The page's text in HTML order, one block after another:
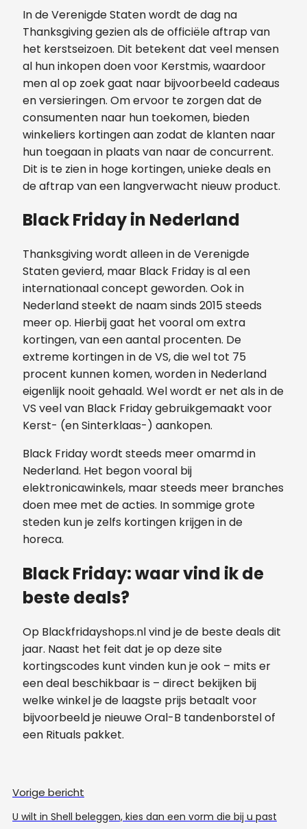
In de Verenigde Staten wordt de dag na
Thanksgiving gezien als de officiële aftrap van
het kerstseizoen. Dit betekent dat veel mensen
al hun inkopen doen voor Kerstmis, waardoor
men al op zoek gaat naar bijvoorbeeld cadeaus
en versieringen. Om ervoor te zorgen dat de
consumenten naar hun toekomen, bieden
winkeliers kortingen aan zodat de klanten naar
hun toegaan in plaats van naar de concurrent.
Dit is te zien in hoge kortingen, unieke deals en
de aftrap van een langverwacht nieuw product.
Black Friday in Nederland
Thanksgiving wordt alleen in de Verenigde
Staten gevierd, maar Black Friday is al een
internationaal concept geworden. Ook in
Nederland steekt de naam sinds 2015 steeds
meer op. Hierbij gaat het vooral om extra
kortingen, van een aantal procenten. De
extreme kortingen in de VS, die wel tot 75
procent kunnen komen, worden in Nederland
eigenlijk nooit gehaald. Wel wordt er net als in de
VS veel van Black Friday gebruikgemaakt voor
Kerst- (en Sinterklaas-) aankopen.
Black Friday wordt steeds meer omarmd in
Nederland. Het begon vooral bij
elektronicawinkels, maar steeds meer branches
doen mee met de acties. In sommige grote
steden kun je zelfs kortingen krijgen in de
horeca.
Black Friday: waar vind ik de
beste deals?
Op Blackfridayshops.nl vind je de beste deals dit
jaar. Naast het feit dat je op deze site
kortingscodes kunt vinden kun je ook – mits er
een deal beschikbaar is – direct bekijken bij
welke winkel je de laagste prijs betaalt voor
bijvoorbeeld je nieuwe Oral-B tandenborstel of
een Rituals pakket.
Vorige bericht
U wilt in Shell beleggen, kies dan een vorm die bij u past